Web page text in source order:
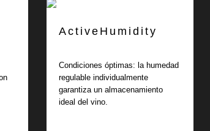
ActiveHumidity
Condiciones óptimas: la humedad
regulable individualmente
garantiza un almacenamiento
ideal del vino.